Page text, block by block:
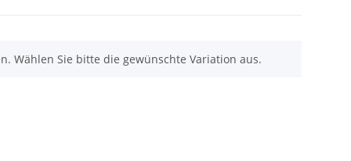
Wählen Sie bitte die gewünschte Variation aus.